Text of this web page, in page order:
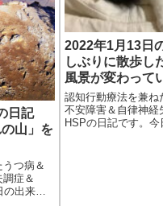
日記
山」を
つ病＆
症＆
出来事
2022年1月13日
しぶりに散歩し
風景が変わって
認知行動療法を兼ね
不安障害＆自律神経
HSPの日記です。今